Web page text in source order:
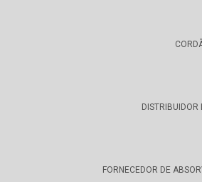
FORNECEDOR DE